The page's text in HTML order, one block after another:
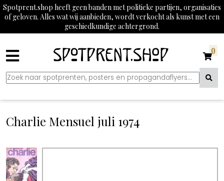
Spotprent.shop heeft geen banden met politieke partijen, organisaties
of geloven. Alles wat wij aanbieden, wordt verkocht als kunst met een
geschiedkundige achtergrond.
0
Charlie Mensuel juli 1974